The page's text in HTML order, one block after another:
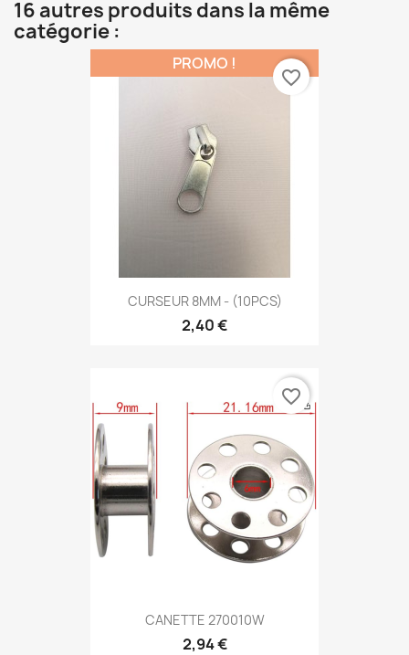
16 autres produits dans la même
catégorie :
CURSEUR 8MM - (10PCS)
2,40 €
PROMO !
favorite_border
CANETTE 270010W
2,94 €
favorite_border